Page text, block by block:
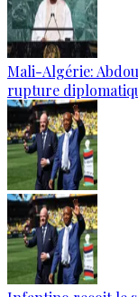
Mali-Algérie:
rupture